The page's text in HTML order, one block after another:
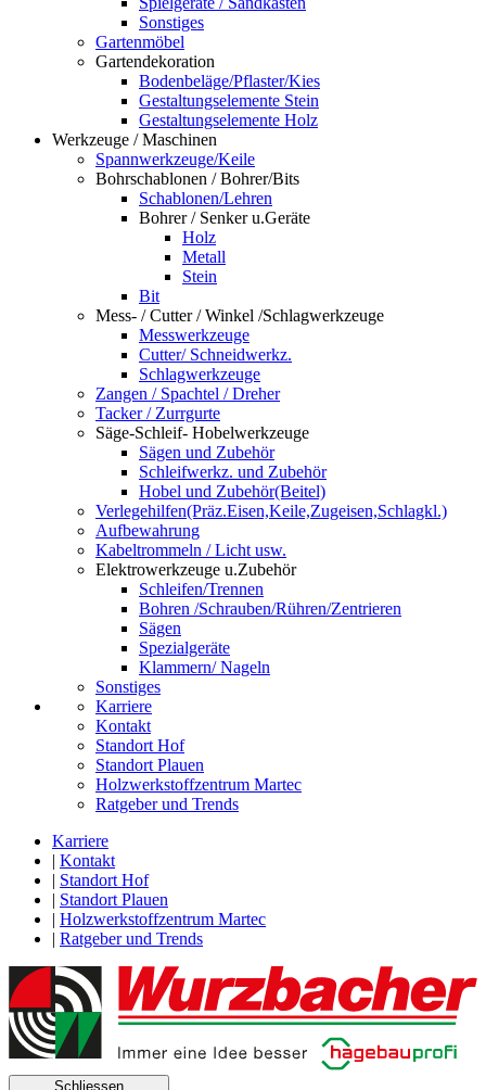
Sonstiges
Gartenmöbel
Gartendekoration
Bodenbeläge/Pflaster/Kies
Gestaltungselemente Stein
Gestaltungselemente Holz
Werkzeuge / Maschinen
Spannwerkzeuge/Keile
Bohrschablonen / Bohrer/Bits
Schablonen/Lehren
Bohrer / Senker u.Geräte
Holz
Metall
Stein
Bit
Mess- / Cutter / Winkel /Schlagwerkzeuge
Messwerkzeuge
Cutter/ Schneidwerkz.
Schlagwerkzeuge
Zangen / Spachtel / Dreher
Tacker / Zurrgurte
Säge-Schleif- Hobelwerkzeuge
Sägen und Zubehör
Schleifwerkz. und Zubehör
Hobel und Zubehör(Beitel)
Verlegehilfen(Präz.Eisen,Keile,Zugeisen,Schlagkl.)
Aufbewahrung
Kabeltrommeln / Licht usw.
Elektrowerkzeuge u.Zubehör
Schleifen/Trennen
Bohren /Schrauben/Rühren/Zentrieren
Sägen
Spezialgeräte
Klammern/ Nageln
Sonstiges
Karriere
Kontakt
Standort Hof
Standort Plauen
Holzwerkstoffzentrum Martec
Ratgeber und Trends
Karriere
| Kontakt
| Standort Hof
| Standort Plauen
| Holzwerkstoffzentrum Martec
| Ratgeber und Trends
Schliessen